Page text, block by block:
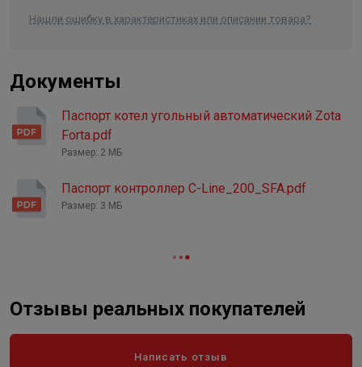
Контроль горения Автоматический
Нашли ошибку в характеристиках или описании товара?
Документы
Паспорт котел угольный автоматический Zota
Forta.pdf
Размер: 2 МБ
Паспорт контроллер C-Line_200_SFA.pdf
Размер: 3 МБ
Отзывы реальных покупателей
Написать отзыв